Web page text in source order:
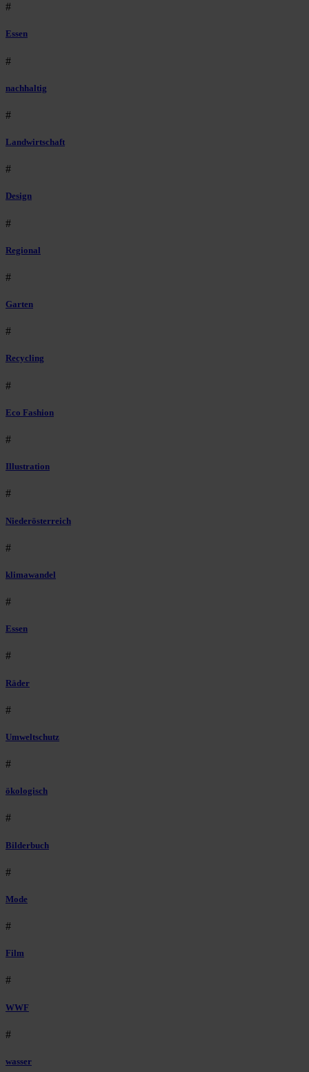
#
Essen
#
nachhaltig
#
Landwirtschaft
#
Design
#
Regional
#
Garten
#
Recycling
#
Eco Fashion
#
Illustration
#
Niederösterreich
#
klimawandel
#
Essen
#
Räder
#
Umweltschutz
#
ökologisch
#
Bilderbuch
#
Mode
#
Film
#
WWF
#
wasser